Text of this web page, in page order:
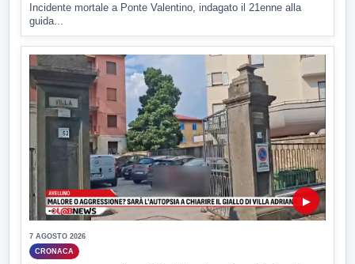
Incidente mortale a Ponte Valentino, indagato il 21enne alla
guida...
▶
7 AGOSTO 2026
CRONACA